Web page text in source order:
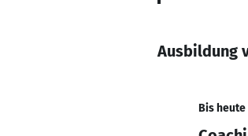
Ausbildung
Bis heute